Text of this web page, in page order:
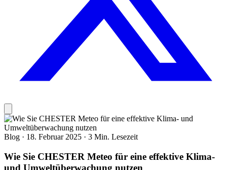
Blog · 18. Februar 2025 · 3 Min. Lesezeit
Wie Sie CHESTER Meteo für eine effektive Klima-
und Umweltüberwachung nutzen